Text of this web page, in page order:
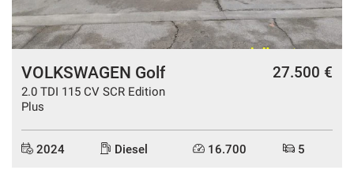
VOLKSWAGEN Golf
2.0 TDI 115 CV SCR Edition
Plus
27.500 €
2024 Diesel 16.700 5